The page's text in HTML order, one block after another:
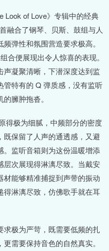
Look of Love》专辑中的经典
融合了钢琴、贝斯、鼓组与人
弹性和氛围营造要求极高。
合便展现出令人惊喜的表现。
凝聚清晰，下潜深度达到监
特有的 Q 弹质感，没有监听
臃肿拖沓。
得极为细腻，中频部分的密度
保留了人声的通透感，又避
监听音箱则为这份温暖增添
次展现得淋漓尽致。当戴安
能够精准捕捉到声带的振动
淋漓尽致，仿佛歌手就在耳
极为严苛，既需要低频的扎
需要保持音色的自然真实。